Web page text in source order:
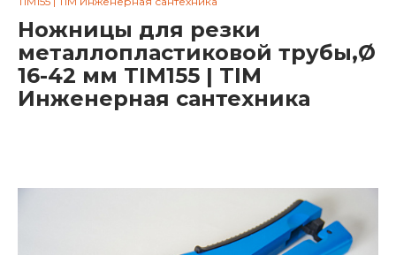
Ножницы для резки
металлопластиковой трубы,Ø
16-42 мм TIM155 | TIM
Инженерная сантехника